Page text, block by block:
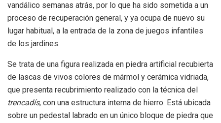
vandálico semanas atrás, por lo que ha sido sometida a un
proceso de recuperación general, y ya ocupa de nuevo su
lugar habitual, a la entrada de la zona de juegos infantiles
de los jardines.
Se trata de una figura realizada en piedra artificial recubierta
de lascas de vivos colores de mármol y cerámica vidriada,
que presenta recubrimiento realizado con la técnica del
trencadís, con una estructura interna de hierro. Está ubicada
sobre un pedestal labrado en un único bloque de piedra que